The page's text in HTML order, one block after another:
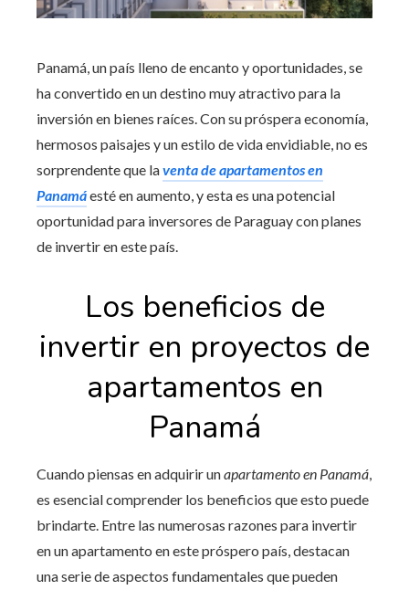
Panamá, un país lleno de encanto y oportunidades, se
ha convertido en un destino muy atractivo para la
inversión en bienes raíces. Con su próspera economía,
hermosos paisajes y un estilo de vida envidiable, no es
sorprendente que laventa de apartamentos en
Panamáesté en aumento, y esta es una potencial
oportunidad para inversores de Paraguay con planes
de invertir en este país.
Los beneficios de
invertir en proyectos de
apartamentos en
Panamá
Cuando piensas en adquirirunapartamento en Panamá,
es esencial comprender los beneficios que esto puede
brindarte. Entre las numerosas razones para invertir
en un apartamento en este próspero país, destacan
una serie de aspectos fundamentales que pueden